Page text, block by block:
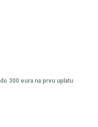
do 300 eura na prvu uplatu